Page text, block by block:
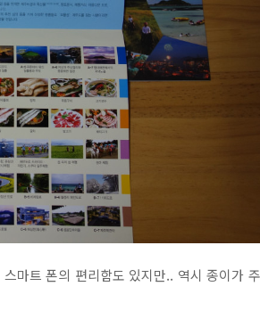
마트 폰의 편리함도 있지만.. 역시 종이가